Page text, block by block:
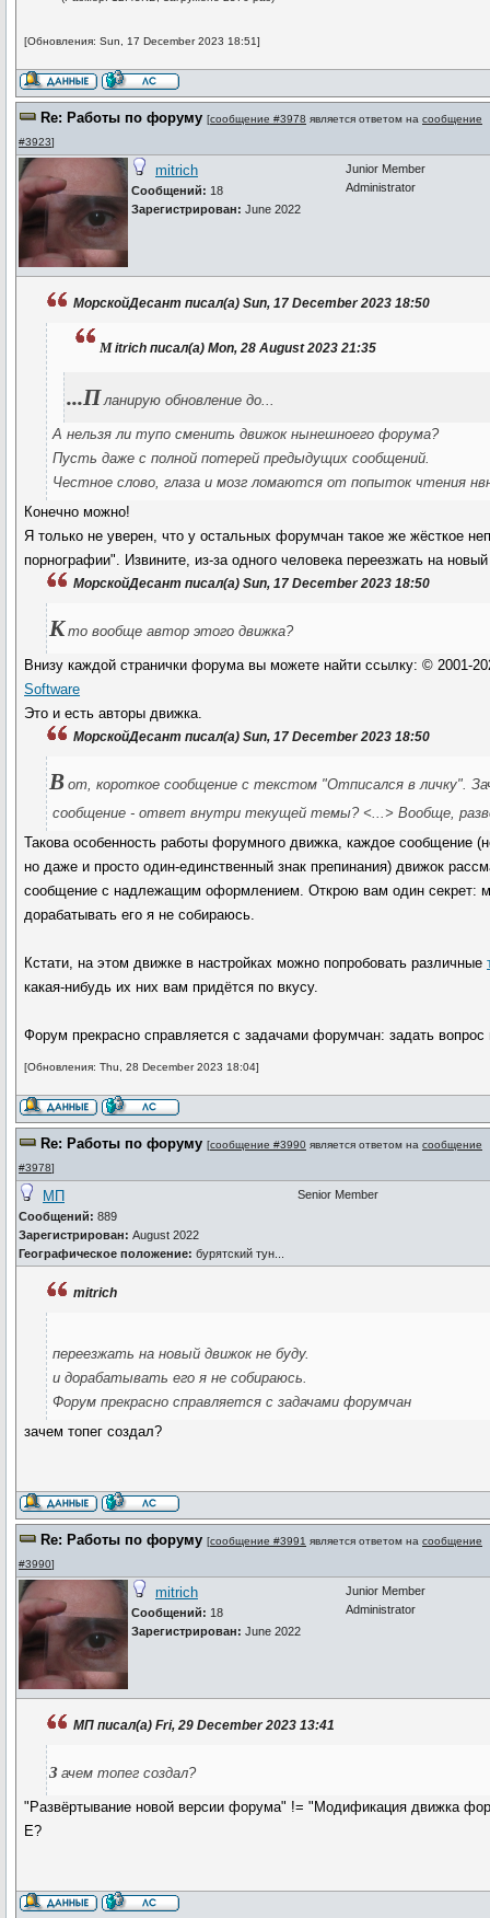
[Обновления: Sun, 17 December 2023 18:51]
Re: Работы по форуму [сообщение #3978 является ответом на сообщение
#3923]
mitrich
Сообщений: 18
Зарегистрирован: June 2022
Junior Member
Administrator
МорскойДесант писал(а) Sun, 17 December 2023 18:50
mitrich писал(а) Mon, 28 August 2023 21:35
...Планирую обновление до...
А нельзя ли тупо сменить движок нынешноего форума?
Пусть даже с полной потерей предыдущих сообщений.
Честное слово, глаза и мозг ломаются от попыток чтения
Конечно можно!
Я только не уверен, что у остальных форумчан такое же жёсткое
порнографии". Извините, из-за одного человека переезжать на
МорскойДесант писал(а) Sun, 17 December 2023 18:50
Кто вообще автор этого движка?
Внизу каждой странички форума вы можете найти ссылку: © 2001-
Software
Это и есть авторы движка.
МорскойДесант писал(а) Sun, 17 December 2023 18:50
В от, короткое сообщение с текстом "Отписался в личку".
сообщение - ответ внутри текущей темы? <...> Вообще,
Такова особенность работы форумного движка, каждое сообщение
но даже и просто один-единственный знак препинания) движок
сообщение с надлежащим оформлением. Открою вам один секрет:
дорабатывать его я не собираюсь.
Кстати, на этом движке в настройках можно попробовать различные
какая-нибудь их них вам придётся по вкусу.
Форум прекрасно справляется с задачами форумчан: задать вопрос
[Обновления: Thu, 28 December 2023 18:04]
Re: Работы по форуму [сообщение #3990 является ответом на сообщение
#3978]
МП
Сообщений: 889
Зарегистрирован: August 2022
Географическое положение: бурятский тун...
Senior Member
mitrich
переезжать на новый движок не буду.
и дорабатывать его я не собираюсь.
Форум прекрасно справляется с задачами форумчан
зачем топег создал?
Re: Работы по форуму [сообщение #3991 является ответом на сообщение
#3990]
mitrich
Сообщений: 18
Зарегистрирован: June 2022
Junior Member
Administrator
МП писал(а) Fri, 29 December 2023 13:41
з ачем топег создал?
"Развёртывание новой версии форума" != "Модификация движка
Е?